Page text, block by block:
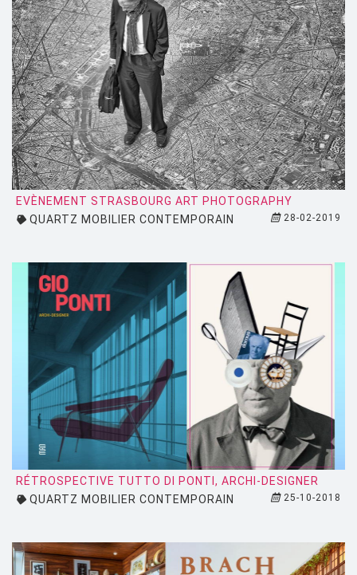
EVÈNEMENT STRASBOURG ART PHOTOGRAPHY
QUARTZ MOBILIER CONTEMPORAIN
28-02-2019
RÉTROSPECTIVE TUTTO DI PONTI, ARCHI-DESIGNER
QUARTZ MOBILIER CONTEMPORAIN
25-10-2018